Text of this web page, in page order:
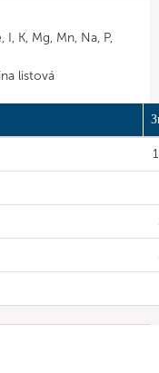
I, K, Mg, Mn, Na, P,
listová